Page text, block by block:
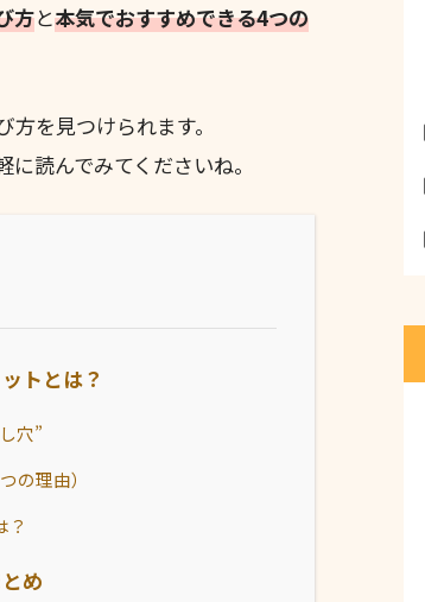
方と本気でおすすめできる4つの
を見つけられます。
読んでみてくださいね。
トとは？
穴”
の理由）
？
め